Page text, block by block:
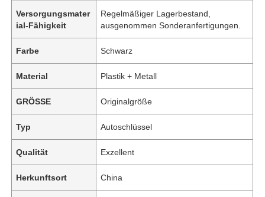
Versorgungsmater
ial-Fähigkeit
Regelmäßiger Lagerbestand,
ausgenommen Sonderanfertigungen.
Farbe Schwarz
Material Plastik + Metall
GRÖSSE Originalgröße
Typ Autoschlüssel
Qualität Exzellent
Herkunftsort China